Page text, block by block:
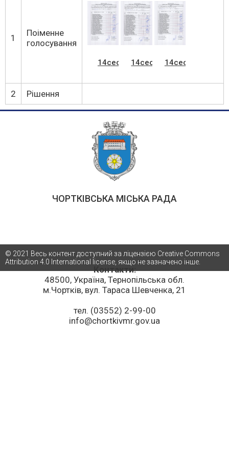
1
Поіменне
голосування
14сес_03_из_0314сес_02_из_0314сес_01_из_03
2 Рішення
ЧОРТКІВСЬКА МІСЬКА РАДА
Контакти:
48500, Україна, Тернопільська обл.
м.Чортків, вул. Тараса Шевченка, 21
тел. (03552) 2-99-00
info@chortkivmr.gov.ua
© 2021 Весь контент доступний за ліцензією Creative Commons
Attribution 4.0 International license, якщо не зазначено інше.